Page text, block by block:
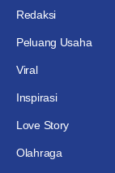
Redaksi
Peluang Usaha
Viral
Inspirasi
Love Story
Olahraga